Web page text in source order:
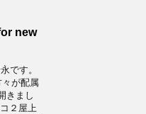
new
です。
が配属
きまし
２屋上